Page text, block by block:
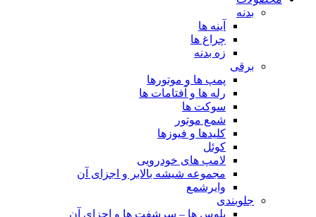
بدنه
آینه ها
چراغ ها
زه بدنه
برقی
پمپ ها و موتورها
رله ها و آفتامات ها
سوکت ها
شمع موتور
کلیدها و فیوزها
کوئل
لامپ های خودرویی
مجموعه شیشه بالابر و اجزای آن
وایرشمع
جلوبندی
پلوس ها – سرشفت ها و اجزای آن